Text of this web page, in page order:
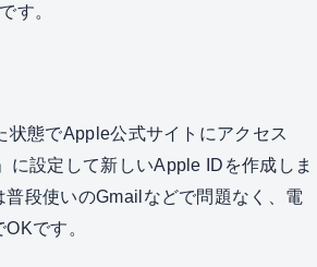
す。
状態でApple公式サイトにアクセス
に設定して新しいApple IDを作成しま
段使いのGmailなどで問題なく、電
です。